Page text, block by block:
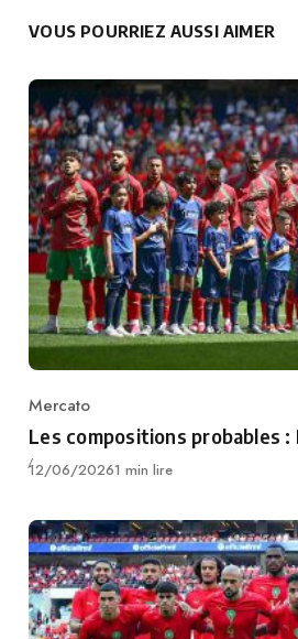
VOUS POURRIEZ AUSSI AIMER
Category
Mercato
Les compositions probables :
Publié
12/06/20261 min lire